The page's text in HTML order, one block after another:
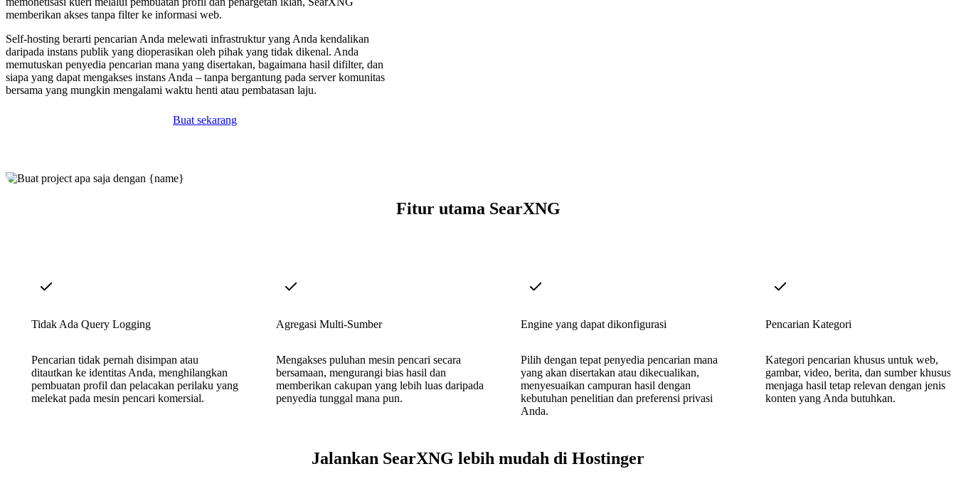
memberikan akses tanpa filter ke informasi web.
Self-hosting berarti pencarian Anda melewati infrastruktur yang Anda kendalikan
daripada instans publik yang dioperasikan oleh pihak yang tidak dikenal. Anda
memutuskan penyedia pencarian mana yang disertakan, bagaimana hasil difilter, dan
siapa yang dapat mengakses instans Anda – tanpa bergantung pada server komunitas
bersama yang mungkin mengalami waktu henti atau pembatasan laju.
Buat sekarang
Fitur utama SearXNG
Tidak Ada Query Logging
Pencarian tidak pernah disimpan atau
ditautkan ke identitas Anda, menghilangkan
pembuatan profil dan pelacakan perilaku yang
melekat pada mesin pencari komersial.
Agregasi Multi-Sumber
Mengakses puluhan mesin pencari secara
bersamaan, mengurangi bias hasil dan
memberikan cakupan yang lebih luas daripada
penyedia tunggal mana pun.
Engine yang dapat dikonfigurasi
Pilih dengan tepat penyedia pencarian mana
yang akan disertakan atau dikecualikan,
menyesuaikan campuran hasil dengan
kebutuhan penelitian dan preferensi privasi
Anda.
Pencarian Kategori
Kategori pencarian khusus untuk web,
gambar, video, berita, dan sumber khusus
menjaga hasil tetap relevan dengan jenis
konten yang Anda butuhkan.
Jalankan SearXNG lebih mudah di Hostinger